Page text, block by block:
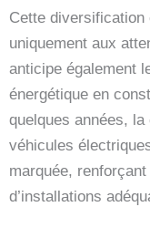
Cette
uniquement aux
anticipe également
énergétique en
quelques années, la
véhicules
marquée,
d’installations